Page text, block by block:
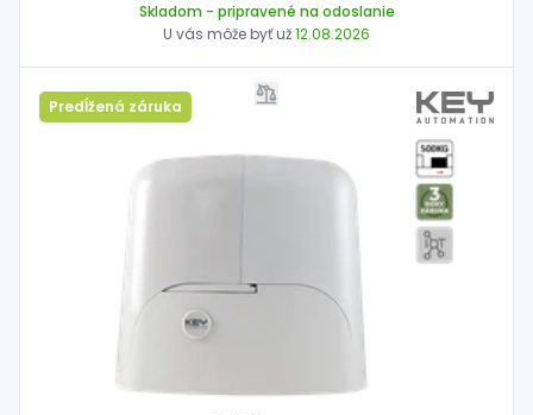
Skladom - pripravené na odoslanie
U vás môže byť už12.08.2026
Predĺžená záruka